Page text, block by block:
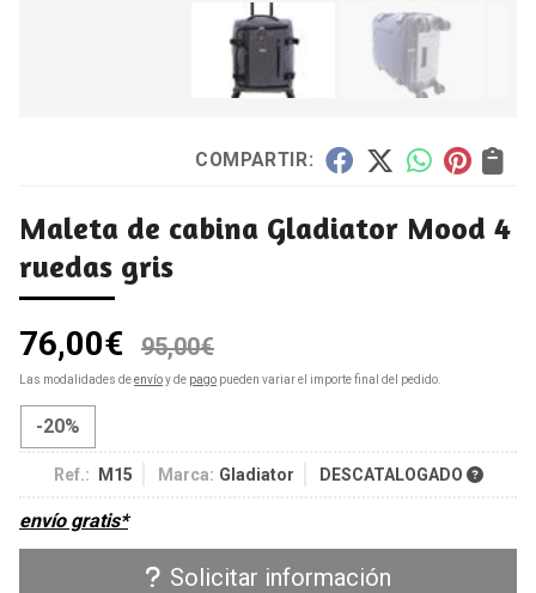
COMPARTIR:
Maleta de cabina Gladiator Mood 4
ruedas gris
76,00€ 95,00€
Las modalidades deenvíoy de pago pueden variar el importe final del pedido.
-20%
Ref.: M15 Marca: Gladiator DESCATALOGADO
envío gratis*
Solicitar información